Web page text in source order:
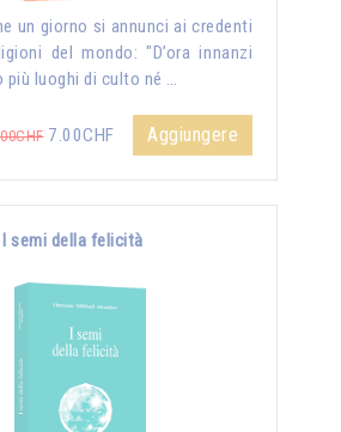
un giorno si annunci ai credenti
del mondo: "D’ora innanzi
più luoghi di culto né …
7.00CHF Aggiungere
I semi della felicità